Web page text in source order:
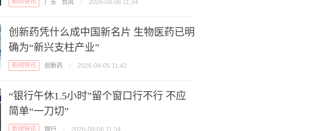
新闻快讯 广东 台风 | 2026-08-06 11:34
创新药凭什么成中国新名片 生物医药已明
确为“新兴支柱产业”
新闻快讯 创新药 | 2026-08-05 11:42
“银行午休1.5小时”留个窗口行不行 不应
简单“一刀切”
新闻快讯 银行 | 2026-08-06 11:34